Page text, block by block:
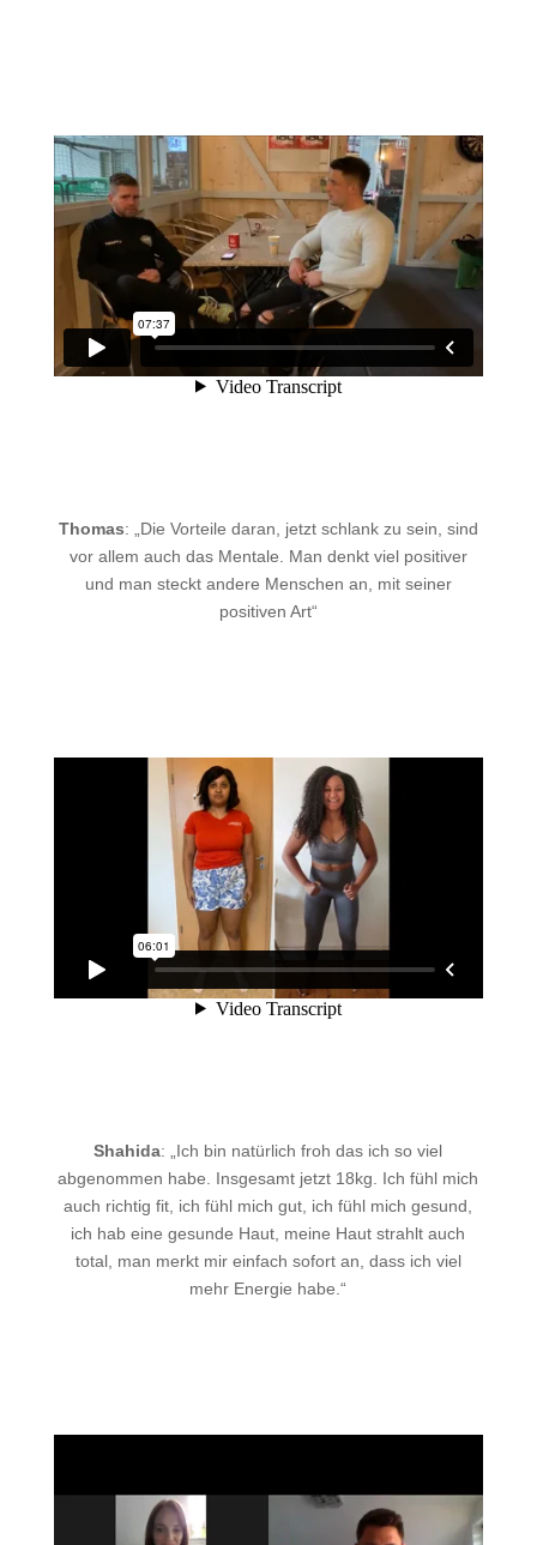
Thomas: „Die Vorteile daran, jetzt schlank zu sein, sind
vor allem auch das Mentale. Man denkt viel positiver
und man steckt andere Menschen an, mit seiner
positiven Art“
Shahida: „Ich bin natürlich froh das ich so viel
abgenommen habe. Insgesamt jetzt 18kg. Ich fühl mich
auch richtig fit, ich fühl mich gut, ich fühl mich gesund,
ich hab eine gesunde Haut, meine Haut strahlt auch
total, man merkt mir einfach sofort an, dass ich viel
mehr Energie habe.“